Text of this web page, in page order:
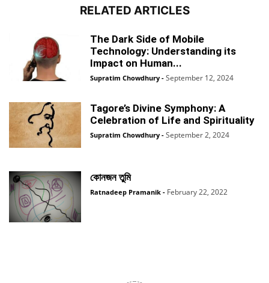
RELATED ARTICLES
The Dark Side of Mobile
Technology: Understanding its
Impact on Human...
Supratim Chowdhury - September 12, 2024
Tagore’s Divine Symphony: A
Celebration of Life and Spirituality
Supratim Chowdhury - September 2, 2024
কোনজন তুমি
Ratnadeep Pramanik - February 22, 2022